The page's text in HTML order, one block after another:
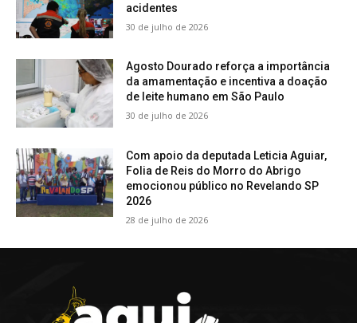
acidentes
30 de julho de 2026
Agosto Dourado reforça a importância
da amamentação e incentiva a doação
de leite humano em São Paulo
30 de julho de 2026
Com apoio da deputada Leticia Aguiar,
Folia de Reis do Morro do Abrigo
emocionou público no Revelando SP
2026
28 de julho de 2026